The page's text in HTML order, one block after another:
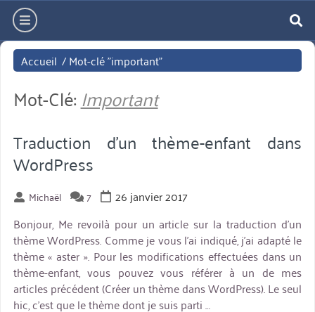
Aller
directement
au
contenu
hamburger
Accueil /Mot-clé "important"
Mot-Clé: Important
Traduction d’un thème-enfant dans
WordPress
Michaël 7
26 janvier 2017
Bonjour, Me revoilà pour un article sur la traduction d’un
thème WordPress. Comme je vous l’ai indiqué, j’ai adapté le
thème « aster ». Pour les modifications effectuées dans un
thème-enfant, vous pouvez vous référer à un de mes
articles précédent (Créer un thème dans WordPress). Le seul
hic, c’est que le thème dont je suis parti …